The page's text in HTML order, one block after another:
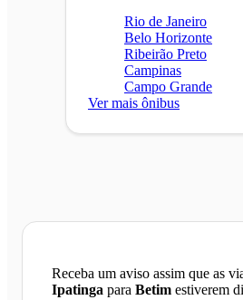
Rio de Janeiro
Belo Horizonte
Ribeirão Preto
Campinas
Campo Grande
Ver mais ônibus
Receba um aviso assim que as
Ipatinga para Betim estiverem